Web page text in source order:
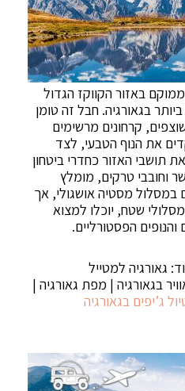
באזור הקווקז הגדול
בגאורגיה. חבל זה טומן
קרחונים מרשימים
את הנוף הטבעי, לצד
תושבי האזור כחדרי ביטחון
וחובבי טרקים, מומלץ
מסטיה אושגולי, אך
שטח, יוכלו למצוא
והנופים הפסטורליים.
גאורגיה למטייל
בגאורגיה | מפת גאורגיה |
ג’יפים בגאורגיה